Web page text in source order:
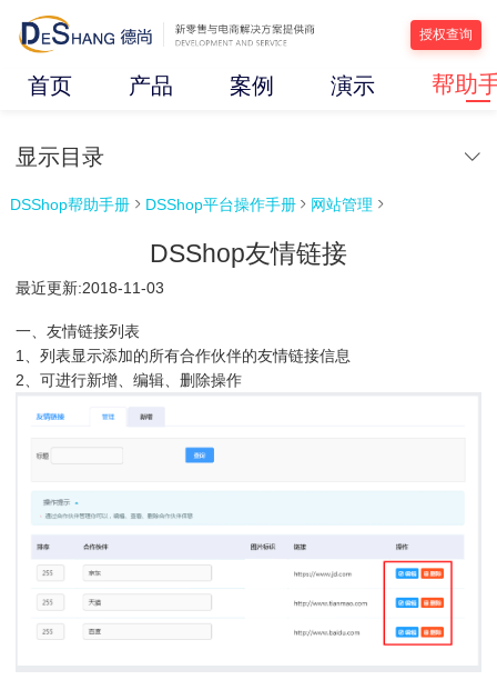
授权查询
首页 产品 案例 演示 帮助
显示目录
DSShop帮助手册  DSShop平台操作手册  网站管理 
DSShop友情链接
最近更新:2018-11-03
一、友情链接列表
1、列表显示添加的所有合作伙伴的友情链接信息
2、可进行新增、编辑、删除操作